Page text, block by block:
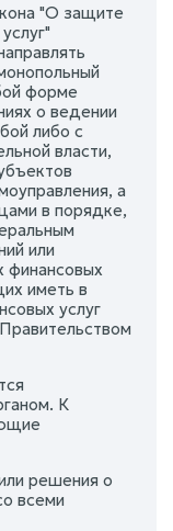
"О защите
форме
о ведении
либо с
власти,
а
в порядке,
или
финансовых
иметь в
услуг
К
решения о
всеми